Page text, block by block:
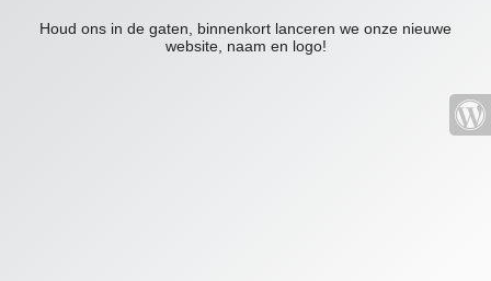
Houd ons in de gaten, binnenkort lanceren we onze nieuwe
website, naam en logo!